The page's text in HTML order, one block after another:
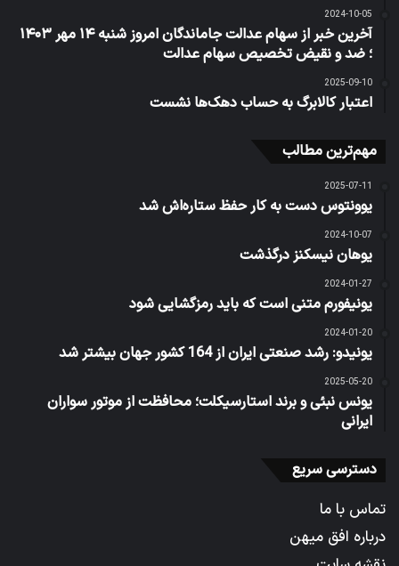
2024-10-05
آخرین خبر از سهام عدالت جاماندگان امروز شنبه ۱۴ مهر ۱۴۰۳
؛ ضد و نقیض تخصیص سهام عدالت
2025-09-10
اعتبار کالابرگ به حساب دهک‌ها نشست
مهم‌ترین مطالب
2025-07-11
یوونتوس دست به کار حفظ ستاره‌اش شد
2024-10-07
یوهان نیسکنز درگذشت
2024-01-27
یونیفورم متنی است که باید رمزگشایی شود
2024-01-20
یونیدو: رشد صنعتی ایران از 164 کشور جهان بیشتر شد
2025-05-20
یونس نبئی و برند استارسیکلت؛ محافظت از موتور سواران
ایرانی
دسترسی سریع
تماس با ما
درباره افق میهن